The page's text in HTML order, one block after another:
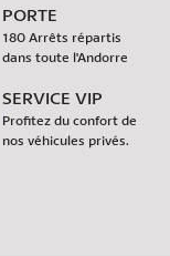
PORTE
180 Arrêts répartis
dans toute l'Andorre
SERVICE VIP
Profitez du confort de
nos véhicules privés.